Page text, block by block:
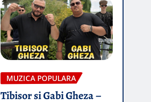
MUZICA POPULARA
Tibisor si Gabi Gheza –